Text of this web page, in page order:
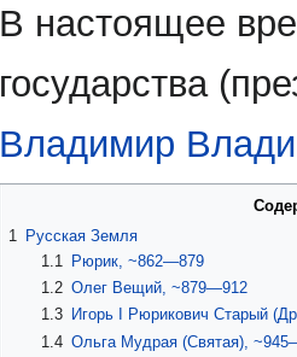
В настоящее
государства
Владимир
1
Русская Земля
1.1
Рюрик, ~862—879
1.2 Олег Вещий, ~879—912
1.3
Игорь I Рюрикович Старый
1.4 Ольга Мудрая (Святая),